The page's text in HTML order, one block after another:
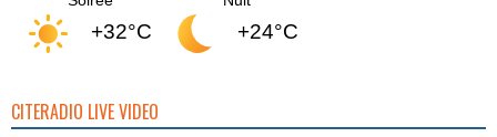
+32°C +24°C
CITERADIO LIVE VIDEO